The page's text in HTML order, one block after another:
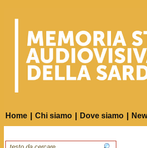
Home Chi siamo Dove siamo